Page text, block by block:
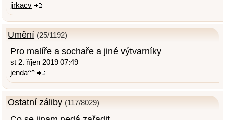
jirkacv
Umění (25/1192)
Pro malíře a sochaře a jiné výtvarníky
st 2. říjen 2019 07:49
jenda^^
Ostatní záliby (117/8029)